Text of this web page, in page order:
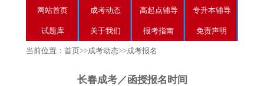
网站首页 成考动态 高起点辅导 专升本辅导
试题库 关于我们 报考指南 免责声明
当前位置： 首页>>成考动态>>成考报名
长春成考／函授报名时间